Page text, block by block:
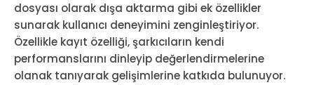
dosyası olarak dışa aktarma gibi ek özellikler
sunarak kullanıcı deneyimini zenginleştiriyor.
Özellikle kayıt özelliği, şarkıcıların kendi
performanslarını dinleyip değerlendirmelerine
olanak tanıyarak gelişimlerine katkıda bulunuyor.